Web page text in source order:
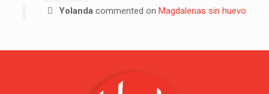
Yolanda commented on Magdalenas sin huevo